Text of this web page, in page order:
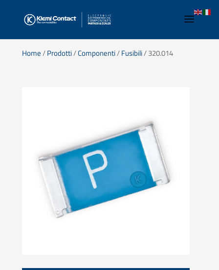
Home/Prodotti/Componenti/Fusibili/ 320.014